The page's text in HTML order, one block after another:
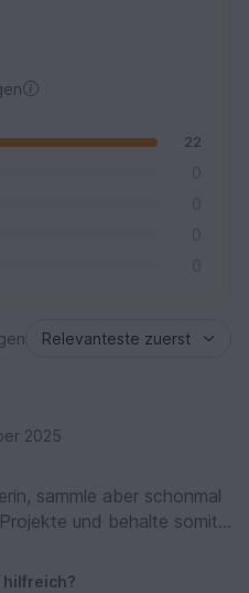
22
0
0
0
0
2025
sammle aber schonmal
und behalte somit
Dank
hilfreich?